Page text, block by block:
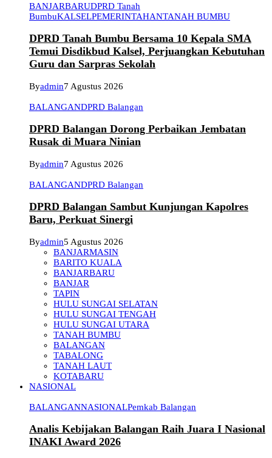
BANJARBARUDPRD Tanah
BumbuKALSELPEMERINTAHANTANAH BUMBU
DPRD Tanah Bumbu Bersama 10 Kepala SMA
Temui Disdikbud Kalsel, Perjuangkan Kebutuhan
Guru dan Sarpras Sekolah
Byadmin7 Agustus 2026
BALANGANDPRD Balangan
DPRD Balangan Dorong Perbaikan Jembatan
Rusak di Muara Ninian
Byadmin7 Agustus 2026
BALANGANDPRD Balangan
DPRD Balangan Sambut Kunjungan Kapolres
Baru, Perkuat Sinergi
Byadmin5 Agustus 2026
BANJARMASIN
BARITO KUALA
BANJARBARU
BANJAR
TAPIN
HULU SUNGAI SELATAN
HULU SUNGAI TENGAH
HULU SUNGAI UTARA
TANAH BUMBU
BALANGAN
TABALONG
TANAH LAUT
KOTABARU
NASIONAL
BALANGANNASIONALPemkab Balangan
Analis Kebijakan Balangan Raih Juara I Nasional
INAKI Award 2026